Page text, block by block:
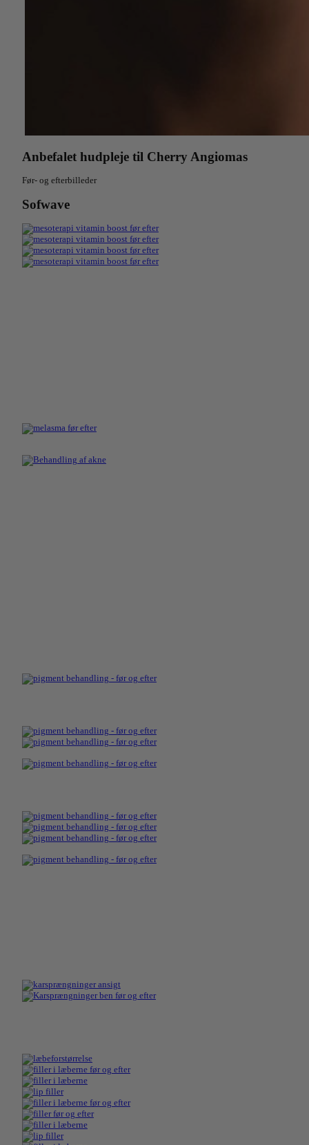
Anbefalet hudpleje til Cherry Angiomas
Før- og efterbilleder
Sofwave